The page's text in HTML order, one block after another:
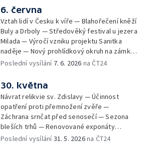
dobrou sezonu — Kvalita vody v českých
koupalištích — Soutěž hasičů v záchranářství
na Slezské Hartě — Expedice Monoxylon
vyrazila do Řecka — Ocenění pro
radiokomunikační středisko — Závěrečné
zkoušky uměleckých kovářů — Budoucnost
kovářského řemesla — Odstřel části
otevřených zahrad — Digitalizace tisíců
snímků staré Šumavy
6. června
Vztah lidí v Česku k víře — Blahořečení kněží
Buly a Drboly — Středověký festival u jezera
Milada — Výročí vzniku projektu Sanitka
naděje — Nový prohlídkový okruh na zámku
v Litomyšli — Začátek turistické sezony —
zoo slaví 70 let — Den pozemního vojska —
Celostátní soutěž Stroj času
Poslední vysílání 7. 6. 2026 na ČT24
30. května
Návrat relikvie sv. Zdislavy — Účinnost
opatření proti přemnožení zvěře —
Záchrana srnčat před senosečí — Sezona
bleších trhů — Renovované exponáty
Leteckého muzea Kbely — Aviatická pouť v
Poslední vysílání31. 5. 2026na ČT24